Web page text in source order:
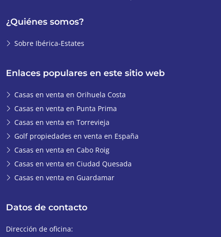
Enlaces populares en este sitio web
Casas en venta en Orihuela Costa
Casas en venta en Punta Prima
Casas en venta en Torrevieja
Golf propiedades en venta en España
Casas en venta en Cabo Roig
Casas en venta en Ciudad Quesada
Casas en venta en Guardamar
¿Quiénes somos?
Sobre Ibérica-Estates
Datos de contacto
Dirección de oficina: